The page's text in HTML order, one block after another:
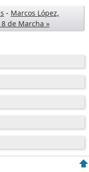
- Marcos López,
de Marcha »